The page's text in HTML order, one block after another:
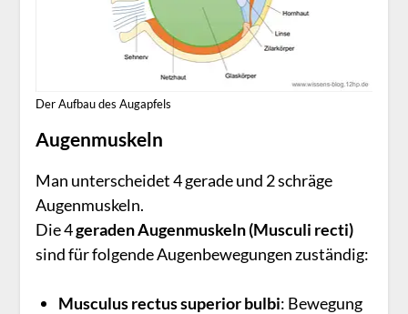
Der Aufbau des Augapfels
Augenmuskeln
Man unterscheidet 4 gerade und 2 schräge
Augenmuskeln.
Die 4geraden Augenmuskeln (Musculi recti)
sind für folgende Augenbewegungen zuständig:
Musculus rectus superior bulbi: Bewegung